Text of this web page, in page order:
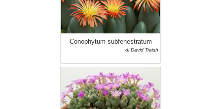
Conophytum subfenestratum
di David Traish